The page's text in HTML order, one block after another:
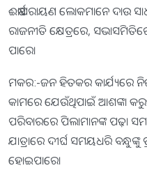
ଈର୍ଷାପରାୟଣ ଲୋକମାନେ ଦାଉ
ରାଜନୀତି କ୍ଷେତ୍ରରେ,
ପାରେ।
ମକର:-ଜନ ହିତକର କାର୍ଯ୍ୟରେ
କାମରେ ଯେଉଁଥିପାଇଁ ଆଶଙ୍କା
ପରିବାରରେ ପିଲାମାନଙ୍କ ପଢ଼ା
ଯାତ୍ରାରେ ଦୀର୍ଘ ସମୟଧରି ବନ୍ଧୁଙ୍କୁ
ହୋଇପାରେ।